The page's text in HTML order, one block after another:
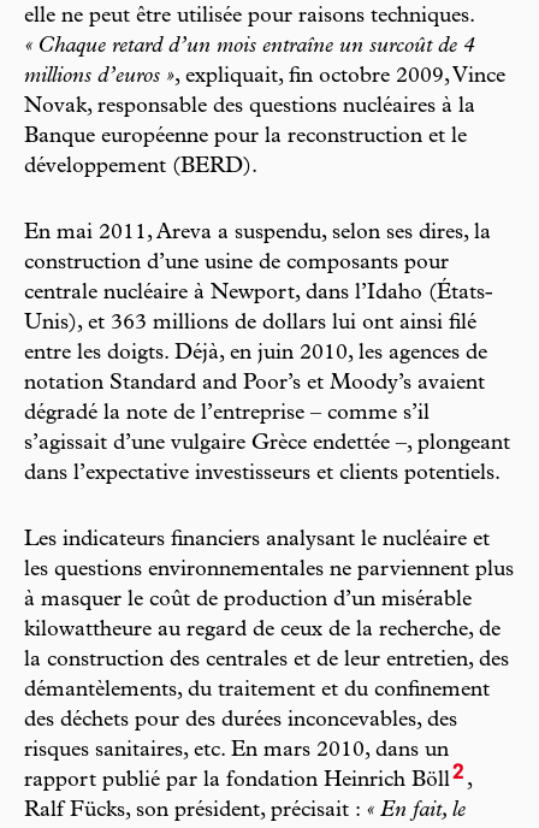
elle ne peut être utilisée pour raisons techniques.
« Chaque retard d’un mois entraîne un surcoût de 4
millions d’euros », expliquait, fin octobre 2009, Vince
Novak, responsable des questions nucléaires à la
Banque européenne pour la reconstruction et le
développement (BERD).
En mai 2011, Areva a suspendu, selon ses dires, la
construction d’une usine de composants pour
centrale nucléaire à Newport, dans l’Idaho (États-
Unis), et 363 millions de dollars lui ont ainsi filé
entre les doigts. Déjà, en juin 2010, les agences de
notation Standard and Poor’s et Moody’s avaient
dégradé la note de l’entreprise – comme s’il
s’agissait d’une vulgaire Grèce endettée –, plongeant
dans l’expectative investisseurs et clients potentiels.
Les indicateurs financiers analysant le nucléaire et
les questions environnementales ne parviennent plus
à masquer le coût de production d’un misérable
kilowattheure au regard de ceux de la recherche, de
la construction des centrales et de leur entretien, des
démantèlements, du traitement et du confinement
des déchets pour des durées inconcevables, des
risques sanitaires, etc. En mars 2010, dans un
rapport publié par la fondation Heinrich Böll2 ,
Ralf Fücks, son président, précisait : « En fait, le